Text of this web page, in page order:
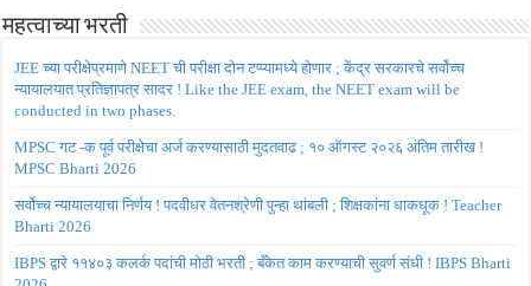
महत्वाच्या भरती
JEE च्या परीक्षेप्रमाणे NEET ची परीक्षा दोन टप्प्यामध्ये होणार ; केंद्र सरकारचे सर्वोच्च
न्यायालयात प्रतिज्ञापत्र सादर ! Like the JEE exam, the NEET exam will be
conducted in two phases.
MPSC गट -क पूर्व परीक्षेचा अर्ज करण्यासाठी मुदतवाढ ; १० ऑगस्ट २०२६ अंतिम तारीख !
MPSC Bharti 2026
सर्वोच्च न्यायालयाचा निर्णय ! पदवीधर वेतनश्रेणी पुन्हा थांबली ; शिक्षकांना धाकधूक ! Teacher
Bharti 2026
IBPS द्वारे ११४०३ कलर्क पदांची मोठी भरती ; बँकेत काम करण्याची सुवर्ण संधी ! IBPS Bharti